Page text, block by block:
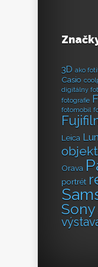
3D ako
Casio
digitálny
fotografie
fotomobil
Leica
Orava
portrét
Sony